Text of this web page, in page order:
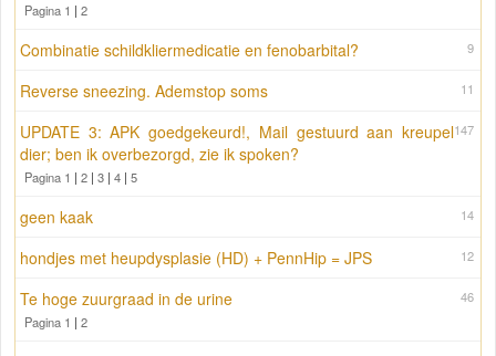
Pagina 1 | 2
9
Combinatie schildkliermedicatie en fenobarbital?
11
Reverse sneezing. Ademstop soms
147
UPDATE 3: APK goedgekeurd!, Mail gestuurd aan kreupel
dier; ben ik overbezorgd, zie ik spoken?
Pagina 1 | 2 | 3 | 4 | 5
14
geen kaak
12
hondjes met heupdysplasie (HD) + PennHip = JPS
46
Te hoge zuurgraad in de urine
Pagina 1 | 2